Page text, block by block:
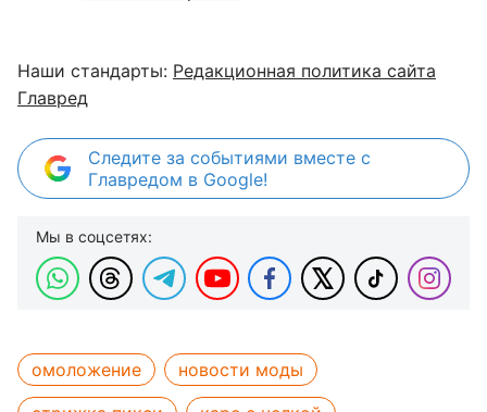
Наши стандарты: Редакционная политика сайта
Главред
Следите за событиями вместе с
Главредом в Google!
Мы в соцсетях:
омоложение
новости моды